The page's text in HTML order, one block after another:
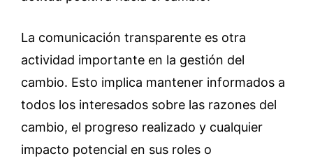
La comunicación transparente es otra
actividad importante en la gestión del
cambio. Esto implica mantener informados a
todos los interesados sobre las razones del
cambio, el progreso realizado y cualquier
impacto potencial en sus roles o